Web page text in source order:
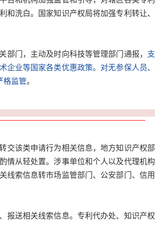
洗白。国家知识产权局将加强专利转让、
部门，主动及时向科技等管理部门通报， 支
业等国家各类优惠政策。对无参保人员、
格监管。
交该类申请行为相关信息，地方知识产权部
情从轻处置。涉事单位和个人以及代理机构
线索信息转市场监管部门、公安部门、信用
报送相关线索信息。专利代办处、知识产权